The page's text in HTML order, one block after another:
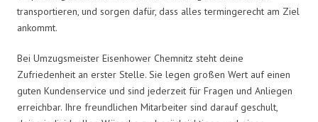
transportieren, und sorgen dafür, dass alles termingerecht am Ziel
ankommt.
Bei Umzugsmeister Eisenhower Chemnitz steht deine
Zufriedenheit an erster Stelle. Sie legen großen Wert auf einen
guten Kundenservice und sind jederzeit für Fragen und Anliegen
erreichbar. Ihre freundlichen Mitarbeiter sind darauf geschult,